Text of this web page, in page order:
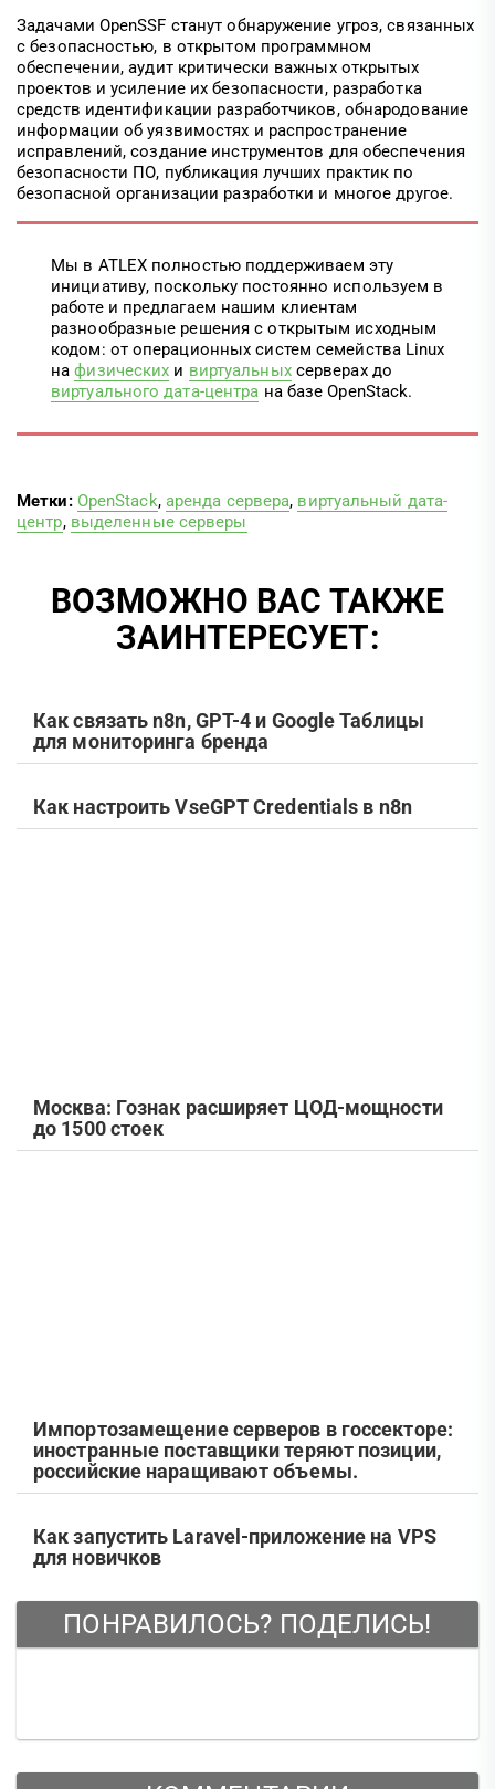
Задачами OpenSSF станут обнаружение угроз, связанных
с безопасностью, в открытом программном
обеспечении, аудит критически важных открытых
проектов и усиление их безопасности, разработка
средств идентификации разработчиков, обнародование
информации об уязвимостях и распространение
исправлений, создание инструментов для обеспечения
безопасности ПО, публикация лучших практик по
безопасной организации разработки и многое другое.
Мы в ATLEX полностью поддерживаем эту
инициативу, поскольку постоянно используем в
работе и предлагаем нашим клиентам
разнообразные решения с открытым исходным
кодом: от операционных систем семейства Linux
нафизических и виртуальныхсерверах до
виртуального дата-центра на базе OpenStack.
Метки: OpenStack, аренда сервера, виртуальный дата-
центр, выделенные серверы
ВОЗМОЖНО ВАС ТАКЖЕ
ЗАИНТЕРЕСУЕТ:
Как связать n8n, GPT-4 и Google Таблицы
для мониторинга бренда
Как настроить VseGPT Credentials в n8n
Москва: Гознак расширяет ЦОД-мощности
до 1500 стоек
Импортозамещение серверов в госсекторе:
иностранные поставщики теряют позиции,
российские наращивают объемы.
Как запустить Laravel-приложение на VPS
для новичков
ПОНРАВИЛОСЬ? ПОДЕЛИСЬ!